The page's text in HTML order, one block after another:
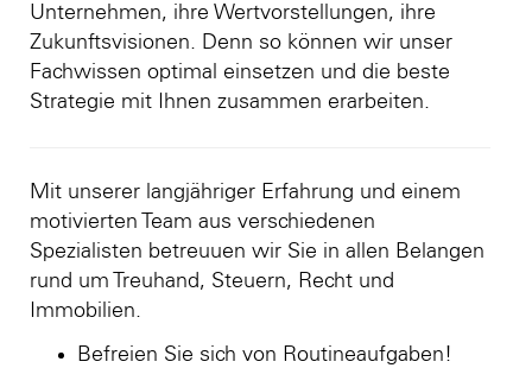
Unternehmen, ihre Wertvorstellungen, ihre
Zukunftsvisionen. Denn so können wir unser
Fachwissen optimal einsetzen und die beste
Strategie mit Ihnen zusammen erarbeiten.
Mit unserer langjähriger Erfahrung und einem
motivierten Team aus verschiedenen
Spezialisten betreuuen wir Sie in allen Belangen
rund um Treuhand, Steuern, Recht und
Immobilien.
Befreien Sie sich von Routineaufgaben!